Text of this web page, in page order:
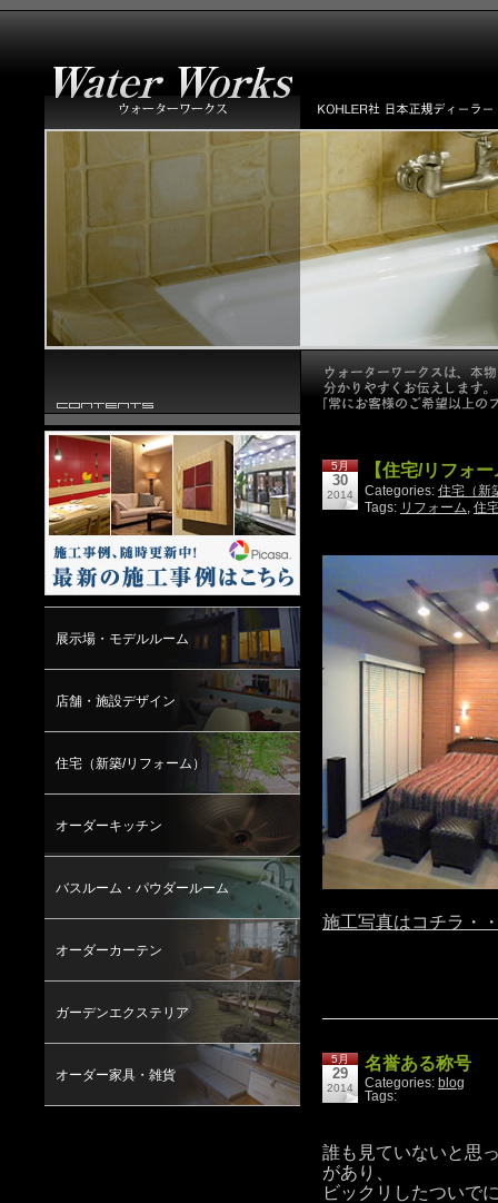
展示場・モデルルーム
店舗・施設デザイン
住宅（新築/リフォーム）
オーダーキッチン
バスルーム・パウダールーム
オーダーカーテン
ガーデンエクステリア
オーダー家具・雑貨
5月
30
2014
【住宅/リフォ
Categories: 住宅（新
Tags: リフォーム 住
施工写真はコチラ・
5月
29
2014
名誉ある称号
Categories: blog
Tags:
誰も見ていないと思
があり、
ビックリしたついで